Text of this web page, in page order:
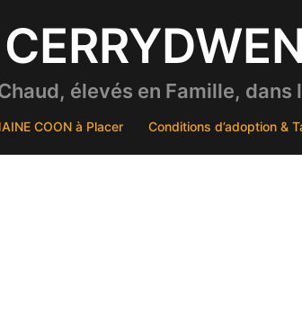
élevés en Famille, dans
COON à Placer Conditions d’adoption &